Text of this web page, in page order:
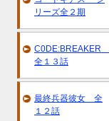
リーズ全２期
C0DE:BREAKER
全１３話
最終兵器彼女 全
１２話